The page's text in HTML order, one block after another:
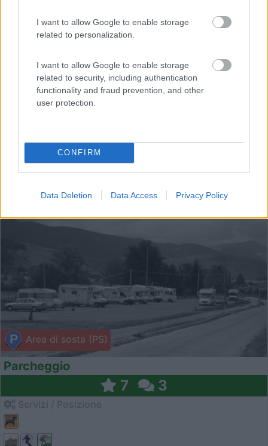
I want to allow Google to enable storage
related to personalization.
I want to allow Google to enable storage
related to security, including authentication
functionality and fraud prevention, and other
user protection.
CONFIRM
Data Deletion Data Access Privacy Policy
Area di sosta (PS)
Parcheggio
7 3